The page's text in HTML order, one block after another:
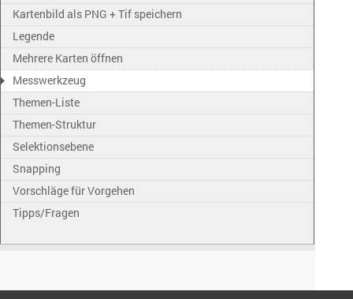
Kartenbild als PNG + Tif speichern
Legende
Mehrere Karten öffnen
Messwerkzeug
Themen-Liste
Themen-Struktur
Selektionsebene
Snapping
Vorschläge für Vorgehen
Tipps/Fragen